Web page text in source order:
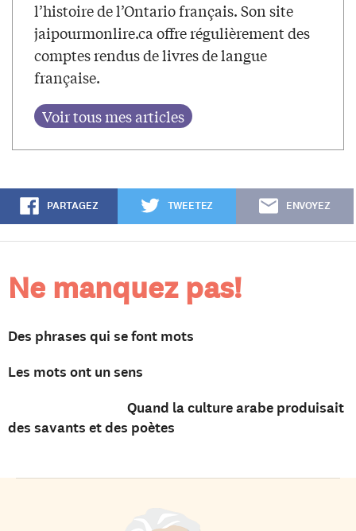
l’histoire de l’Ontario français. Son site
jaipourmonlire.ca offre régulièrement des
comptes rendus de livres de langue
française.
PARTAGEZ TWEETEZ ENVOYEZ
Ne manquez pas!
Des phrases qui se font mots
Les mots ont un sens
Quand la culture arabe produisait
des savants et des poètes